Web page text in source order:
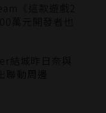
《這款遊戲2
萬元開發者也
結城昨日奈與
聯動周邊